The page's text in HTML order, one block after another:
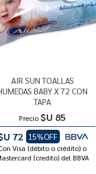
AIR SUN TOALLAS
BABY X 72 CON
TAPA
Precio $U 85
72 15%OFF
Visa (débito o crédito) o
(credito) del BBVA